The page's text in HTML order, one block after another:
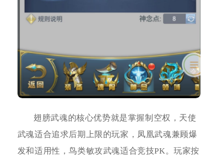
翅膀武魂的核心优势就是掌握制空权，天使
武魂适合追求后期上限的玩家，凤凰武魂兼顾爆
发和适用性，鸟类敏攻武魂适合竞技PK。玩家按